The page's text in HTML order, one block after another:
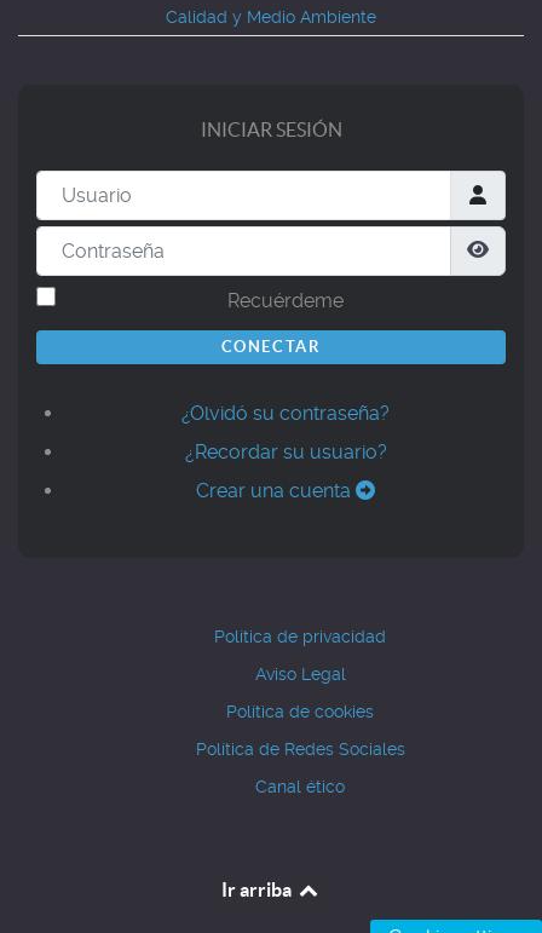
Calidad y Medio Ambiente
INICIAR SESIÓN
Usuario
Contraseña
Recuérdeme
CONECTAR
¿Olvidó su contraseña?
¿Recordar su usuario?
Crear una cuenta
Política de privacidad
Aviso Legal
Política de cookies
Política de Redes Sociales
Canal ético
Ir arriba